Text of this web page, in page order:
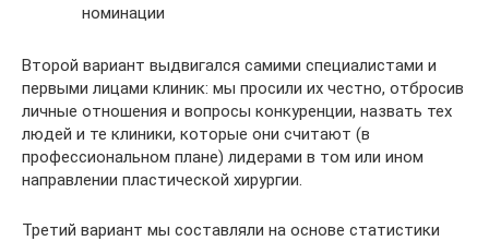
номинации
Второй вариант выдвигался самими специалистами и
первыми лицами клиник: мы просили их честно, отбросив
личные отношения и вопросы конкуренции, назвать тех
людей и те клиники, которые они считают (в
профессиональном плане) лидерами в том или ином
направлении пластической хирургии.
Третий вариант мы составляли на основе статистики